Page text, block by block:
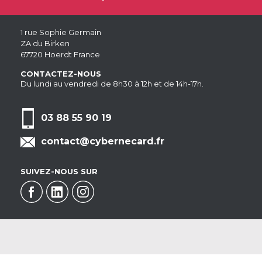
1 rue Sophie Germain
ZA du Birken
67720 Hoerdt France
CONTACTEZ-NOUS
Du lundi au vendredi de 8h30 à 12h et de 14h-17h.
03 88 55 90 19
contact@cybernecard.fr
SUIVEZ-NOUS SUR